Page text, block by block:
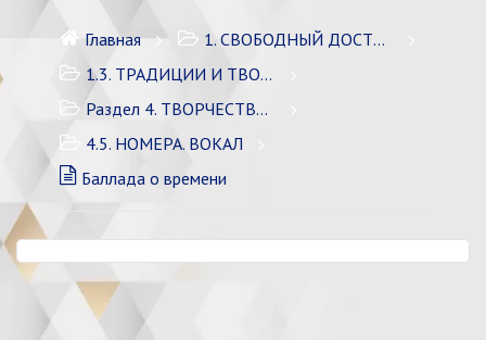
Главная
1. СВОБОДНЫЙ ДОСТУП
1.3. ТРАДИЦИИ И ТВОРЧЕСТВО, ФОРМИРУЮЩИЕ ЛИЧНОСТЬ
Раздел 4. ТВОРЧЕСТВО СИСТЕМЫ
4.5. НОМЕРА. ВОКАЛ
Баллада о времени